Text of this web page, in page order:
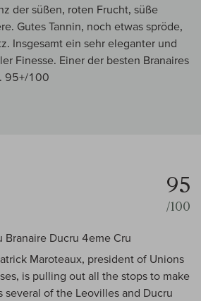
der süßen, roten Frucht, süße
Gutes Tannin, noch etwas spröde,
Insgesamt ein sehr eleganter und
Finesse. Einer der besten Branaires
95+/100
95
/100
Branaire Ducru 4eme Cru
Maroteaux, president of Unions
is pulling out all the stops to make
several of the Leovilles and Ducru